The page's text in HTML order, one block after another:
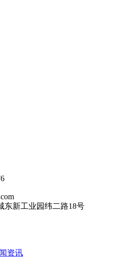
东新工业园纬二路18号
资讯